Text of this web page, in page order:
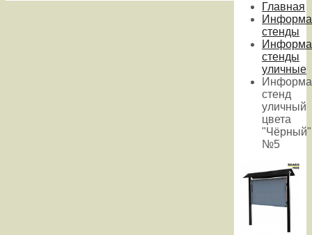
Главная
стенды
стенды
уличные
стенд
уличный
цвета
"Чёрный"
№5